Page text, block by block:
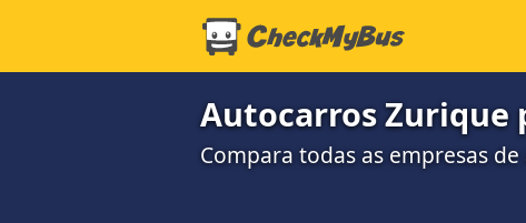
Autocarros Zurique
Compara todas as empresas